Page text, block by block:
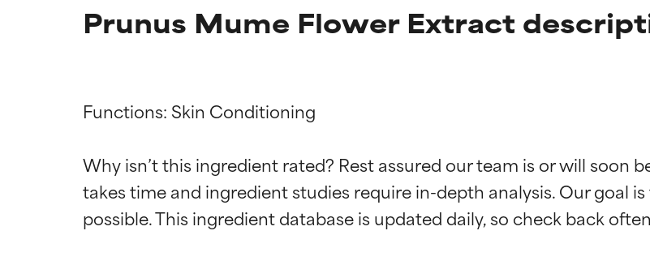
Prunus Mume Flower Extract
Functions: Skin Conditioning
Why isn’t this ingredient rated? Rest assured our team is or will soon
takes time and ingredient studies require in-depth analysis. Our goal
Calificaciones de ingredientes
EXCELENTE
Calificaciones de ingredientes
EXCELENTE